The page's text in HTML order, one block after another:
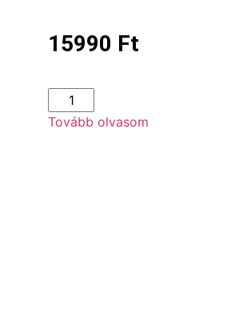
15990 Ft
Tovább olvasom